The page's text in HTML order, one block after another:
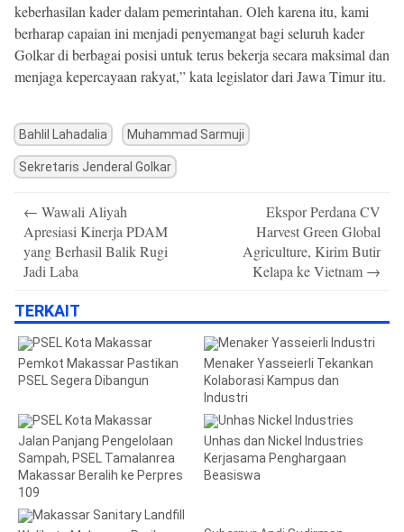
keberhasilan kader dalam pemerintahan. Oleh karena itu, kami
berharap capaian ini menjadi penyemangat bagi seluruh kader
Golkar di berbagai posisi untuk terus bekerja secara maksimal dan
menjaga kepercayaan rakyat,” kata legislator dari Jawa Timur itu.​​​​​​​​​​​​​​​​
Bahlil Lahadalia Muhammad Sarmuji
Sekretaris Jenderal Golkar
navigation
← Wawali Aliyah
Apresiasi Kinerja PDAM
yang Berhasil Balik Rugi
Jadi Laba
Ekspor Perdana CV
Harvest Green Global
Agriculture, Kirim Butir
Kelapa ke Vietnam →
TERKAIT
Pemkot Makassar Pastikan
PSEL Segera Dibangun
Menaker Yasseierli Tekankan
Kolaborasi Kampus dan
Industri
Jalan Panjang Pengelolaan
Sampah, PSEL Tamalanrea
Makassar Beralih ke Perpres
109
Unhas dan Nickel Industries
Kerjasama Penghargaan
Beasiswa